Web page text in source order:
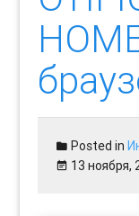
Posted in
13 ноября,